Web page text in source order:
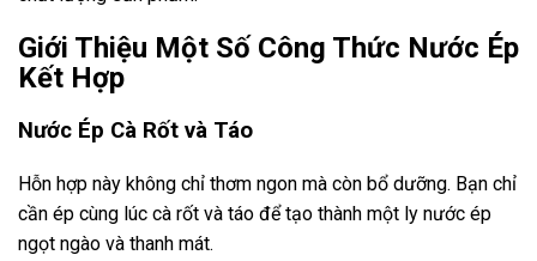
Giới Thiệu Một Số Công Thức Nước Ép
Kết Hợp
Nước Ép Cà Rốt và Táo
Hỗn hợp này không chỉ thơm ngon mà còn bổ dưỡng. Bạn chỉ
cần ép cùng lúc cà rốt và táo để tạo thành một ly nước ép
ngọt ngào và thanh mát.